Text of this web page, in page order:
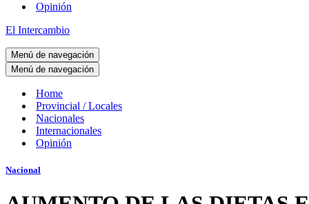
Opinión
El Intercambio
Menú de navegación
Menú de navegación
Home
Provincial / Locales
Nacionales
Internacionales
Opinión
Nacional